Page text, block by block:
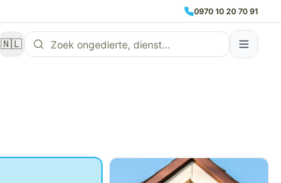
0970 10 20 70 91
🇳🇱